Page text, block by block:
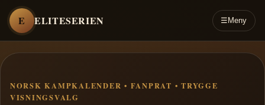
E ELITESERIEN ☰ Meny
NORSK KAMPKALENDER • FANPRAT • TRYGGE
VISNINGSVALG